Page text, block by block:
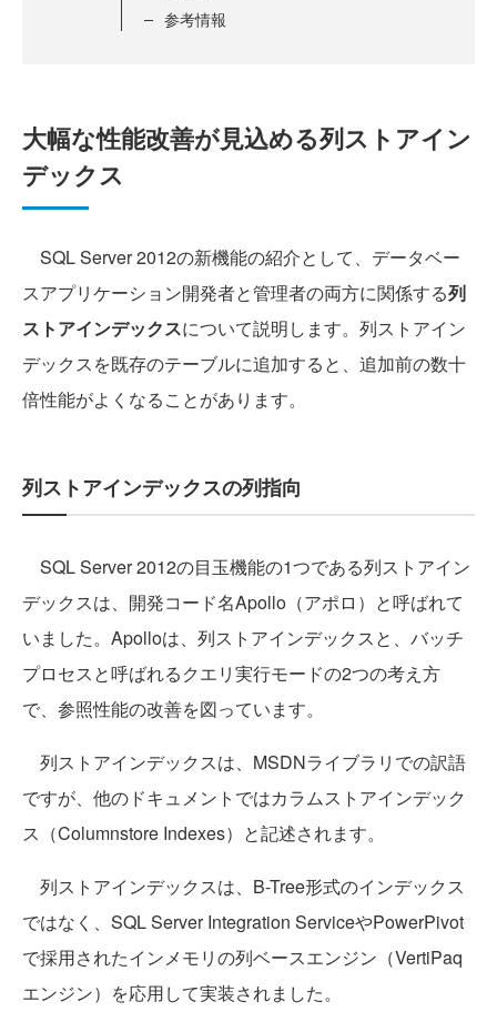
参考情報
大幅な性能改善が見込める列ストアイン
デックス
SQL Server 2012の新機能の紹介として、データベー
スアプリケーション開発者と管理者の両方に関係する列
ストアインデックスについて説明します。列ストアイン
デックスを既存のテーブルに追加すると、追加前の数十
倍性能がよくなることがあります。
列ストアインデックスの列指向
SQL Server 2012の目玉機能の1つである列ストアイン
デックスは、開発コード名Apollo（アポロ）と呼ばれて
いました。Apolloは、列ストアインデックスと、バッチ
プロセスと呼ばれるクエリ実行モードの2つの考え方
で、参照性能の改善を図っています。
列ストアインデックスは、MSDNライブラリでの訳語
ですが、他のドキュメントではカラムストアインデック
ス（Columnstore Indexes）と記述されます。
列ストアインデックスは、B-Tree形式のインデックス
ではなく、SQL Server Integration ServiceやPowerPivot
で採用されたインメモリの列ベースエンジン（VertiPaq
エンジン）を応用して実装されました。